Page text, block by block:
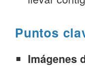
Puntos
Imágenes